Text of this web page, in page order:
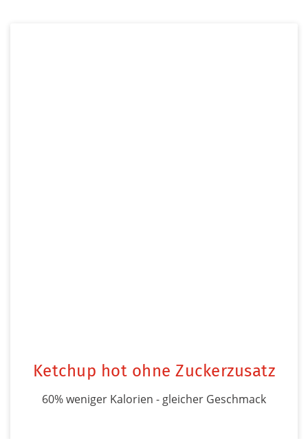
Ketchup hot ohne Zuckerzusatz
60% weniger Kalorien - gleicher Geschmack